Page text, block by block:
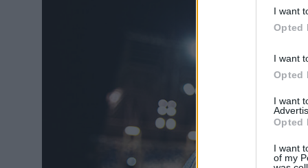
I want
Opted
I want
Opted
I want
Opted
I want
of my